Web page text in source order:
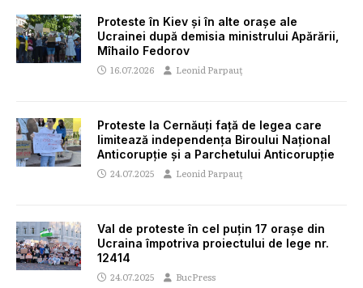
Proteste în Kiev și în alte orașe ale
Ucrainei după demisia ministrului Apărării,
Mîhailo Fedorov
16.07.2026 Leonid Parpauț
Proteste la Cernăuți față de legea care
limitează independența Biroului Național
Anticorupție și a Parchetului Anticorupție
24.07.2025 Leonid Parpauț
Val de proteste în cel puțin 17 orașe din
Ucraina împotriva proiectului de lege nr.
12414
24.07.2025 BucPress